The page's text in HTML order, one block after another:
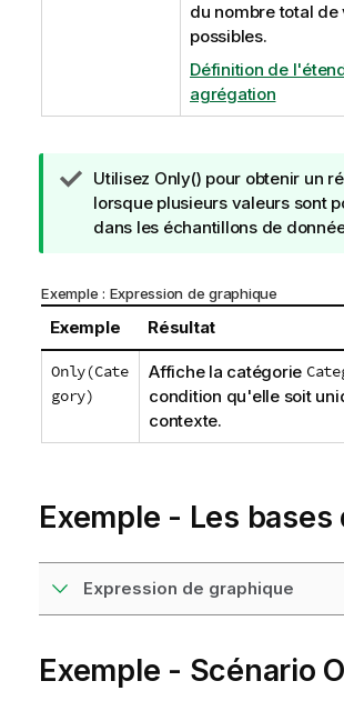
du nombre total de
possibles.
Définition de
agrégation
N
o
t
o
n
s
e
Utilisez Only() pour obtenir un
lorsque plusieurs valeurs sont
dans les échantillons de
Exemple : Expression de graphique
Exemple Résultat
Only(Cate
gory)
Affiche la catégorie
condition qu'elle soit
contexte.
Exemple - Les bases
Expression de graphique
Exemple - Scénario